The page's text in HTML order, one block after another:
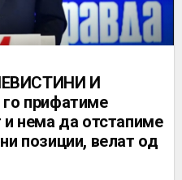
И
прифатиме
нема да отстапиме
позиции, велат од